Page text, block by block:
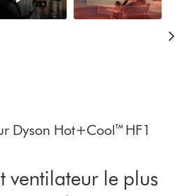
Dyson Hot+Cool™ HF1
ventilateur le plus